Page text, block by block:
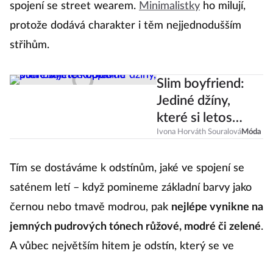
spojení se street wearem. Minimalistky ho milují,
protože dodává charakter i těm nejjednodušším
střihům.
Slim boyfriend:
Jediné džíny,
které si letos
opravdu
koupit
Ivona Horváth SouralováMóda
Tím se dostáváme k odstínům, jaké ve spojení se
saténem letí – když pomineme základní barvy jako
černou nebo tmavě modrou, pak nejlépe vynikne na
jemných pudrových tónech růžové, modré či zelené.
A vůbec největším hitem je odstín, který se ve